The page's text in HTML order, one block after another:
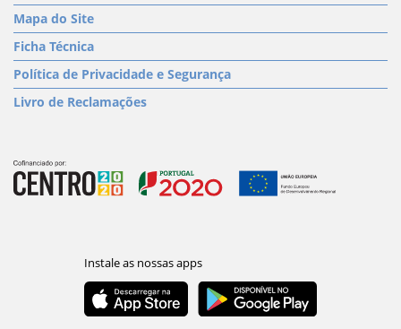
Mapa do Site
Ficha Técnica
Política de Privacidade e Segurança
Livro de Reclamações